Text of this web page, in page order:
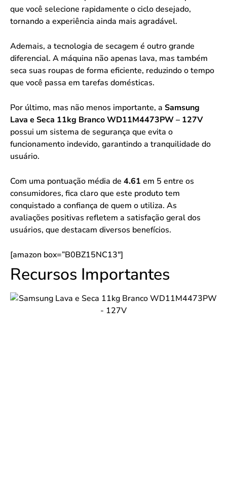
que você selecione rapidamente o ciclo desejado,
tornando a experiência ainda mais agradável.
Ademais, a tecnologia de secagem é outro grande
diferencial. A máquina não apenas lava, mas também
seca suas roupas de forma eficiente, reduzindo o tempo
que você passa em tarefas domésticas.
Por último, mas não menos importante, a Samsung
Lava e Seca 11kg Branco WD11M4473PW – 127V
possui um sistema de segurança que evita o
funcionamento indevido, garantindo a tranquilidade do
usuário.
Com uma pontuação média de 4.61 em 5 entre os
consumidores, fica claro que este produto tem
conquistado a confiança de quem o utiliza. As
avaliações positivas refletem a satisfação geral dos
usuários, que destacam diversos benefícios.
[amazon box=”B0BZ15NC13″]
Recursos Importantes